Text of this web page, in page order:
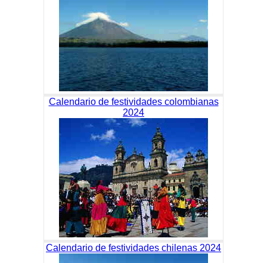
Calendario de festividades colombianas
2024
Calendario de festividades chilenas 2024